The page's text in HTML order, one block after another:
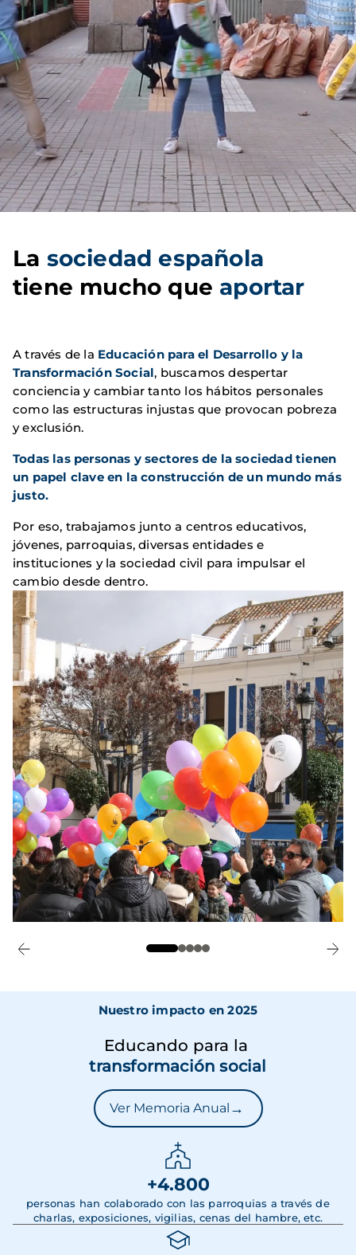
La sociedad española
tiene mucho que aportar
A través de la Educación para el Desarrollo y la
Transformación Social, buscamos despertar
conciencia y cambiar tanto los hábitos personales
como las estructuras injustas que provocan pobreza
y exclusión.
Todas las personas y sectores de la sociedad tienen
un papel clave en la construcción de un mundo más
justo.
Por eso, trabajamos junto a centros educativos,
jóvenes, parroquias, diversas entidades e
instituciones y la sociedad civil para impulsar el
cambio desde dentro.
Nuestro impacto en 2025
Educando para la
transformación social
Ver Memoria Anual →
+4.800
personas han colaborado con las parroquias a través de
charlas, exposiciones, vigilias, cenas del hambre, etc.